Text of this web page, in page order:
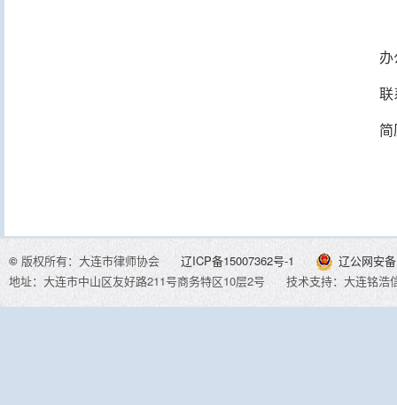
© 版权所有：大连市律师协会 辽ICP备15007362号-1
辽公网安
地址：大连市中山区友好路211号商务特区10层2号
技术支持：大连铭浩